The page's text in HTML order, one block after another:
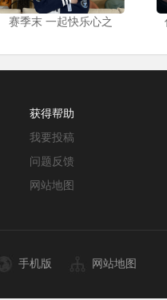
赛季末 一起快乐心之
获得帮助
我要投稿
问题反馈
网站地图
手机版 网站地图